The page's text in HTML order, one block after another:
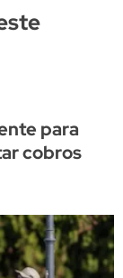
para
cobros